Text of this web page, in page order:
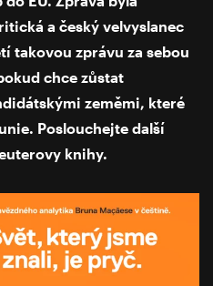
a český velvyslanec
takovou zprávu za sebou
chce zůstat
zeměmi, které
Poslouchejte další
knihy.